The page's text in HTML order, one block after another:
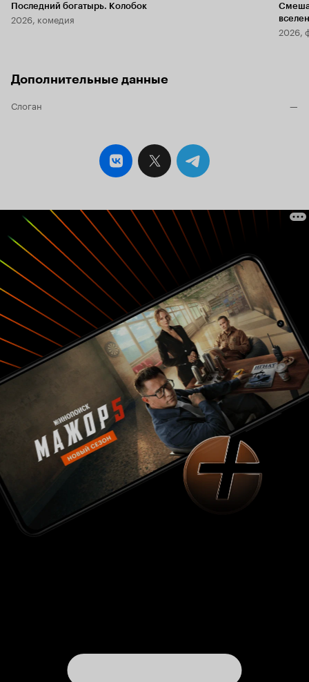
Последний богатырь. Колобок
2026, комедия
2026,
Дополнительные данные
Слоган —